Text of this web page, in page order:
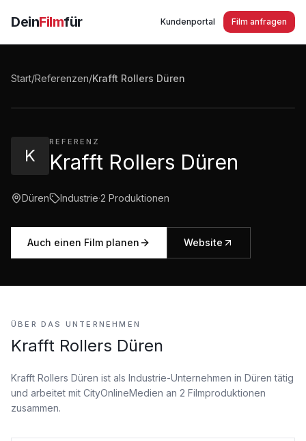
DeinFilmfür Kundenportal Film anfragen
Start/Referenzen/Krafft Rollers Düren
K
REFERENZ
Krafft Rollers Düren
Düren Industrie·2 Produktionen
Auch einen Film planen Website
Krafft Rollers Düren
ÜBER DAS UNTERNEHMEN
Krafft Rollers Düren
Krafft Rollers Düren ist als Industrie-Unternehmen in Düren tätig
und arbeitet mit CityOnlineMedien an 2 Filmproduktionen
zusammen.